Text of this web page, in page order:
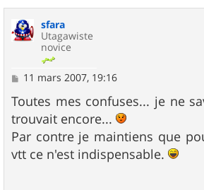
sfara
Utagawiste
novice
M
s
s
a
g
e
11 mars 2007, 19:16
Toutes mes confuses... je ne
trouvait encore...
Par contre je maintiens que
vtt ce n'est indispensable.